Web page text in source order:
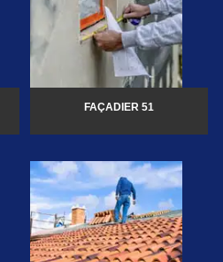
FAÇADIER 51